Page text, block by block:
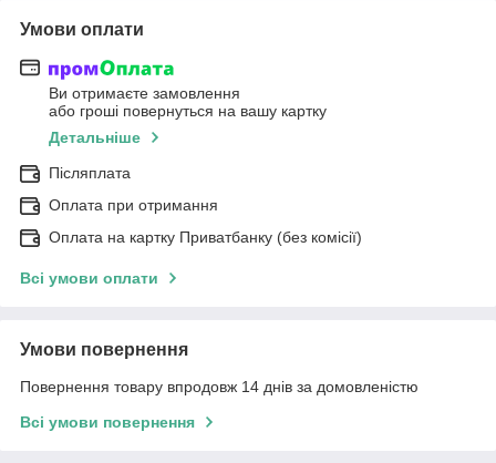
Умови оплати
Ви отримаєте замовлення
або гроші повернуться на вашу картку
Детальніше
Післяплата
Оплата при отримання
Оплата на картку Приватбанку (без комісії)
Всі умови оплати
Умови повернення
Повернення товару впродовж 14 днів за домовленістю
Всі умови повернення